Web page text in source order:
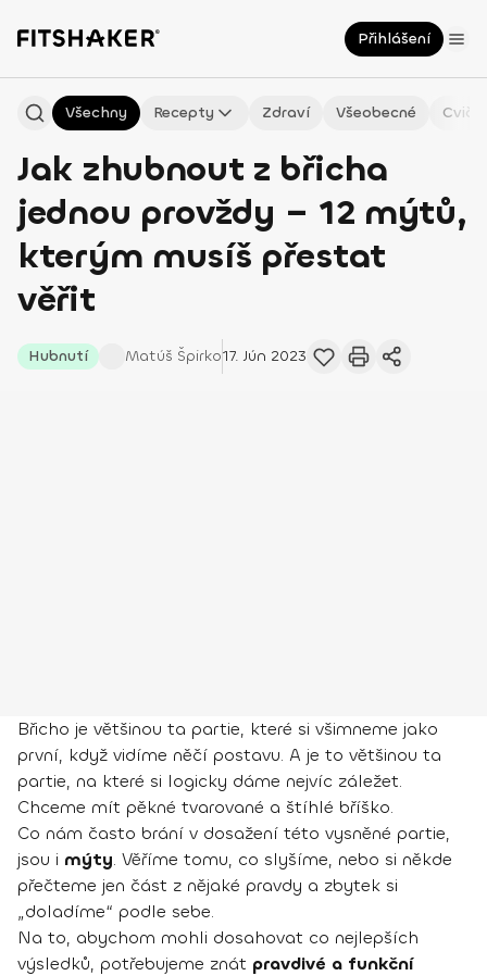
Přihlášení
Všechny Recepty Zdraví Všeobecné
Jak zhubnout z břicha
jednou provždy – 12 mýtů,
kterým musíš přestat
věřit
Hubnutí Matúš Špirko17. Jún 2023
Břicho je většinou ta partie, které si všimneme jako
první, když vidíme něčí postavu. A je to většinou ta
partie, na které si logicky dáme nejvíc záležet.
Chceme mít pěkné tvarované a štíhlé bříško.
Co nám často brání v dosažení této vysněné partie,
jsou i mýty. Věříme tomu, co slyšíme, nebo si někde
přečteme jen část z nějaké pravdy a zbytek si
„doladíme“ podle sebe.
Na to, abychom mohli dosahovat co nejlepších
výsledků, potřebujeme znát pravdivé a funkční